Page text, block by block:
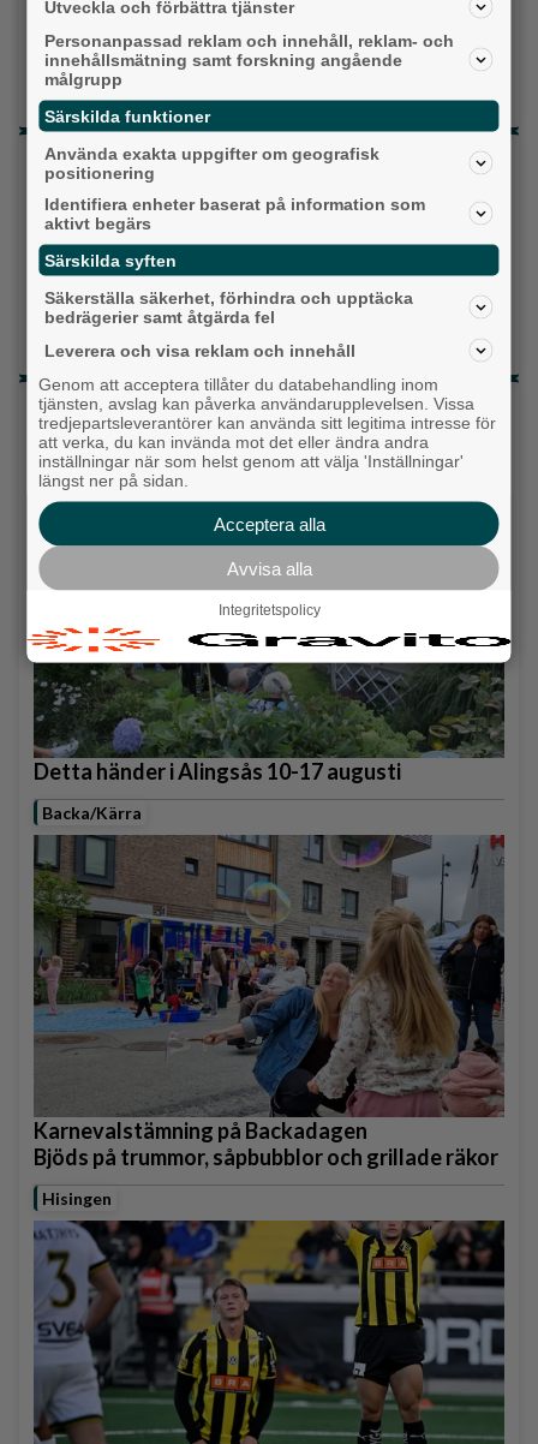
Vet ej
Topp tre denna veckan
Milstolpen: Ny tunnel är på plats under
järnvägen
Detta händer i Alingsås 3–10 augusti
Gatuköksklassiker blev succé – nu växlar
Ånga upp
Senaste artiklarna
Alingsås
Detta händer i Alingsås 10-17 augusti
Backa/Kärra
Karnevalstämning på Backadagen
Bjöds på trummor, såpbubblor och grillade räkor
Hisingen
Utveckla och förbättra tjänster
Personanpassad reklam och innehåll, reklam- och
innehållsmätning samt forskning angående
målgrupp
Särskilda funktioner
Använda exakta uppgifter om geografisk
positionering
Identifiera enheter baserat på information som
aktivt begärs
Särskilda syften
Säkerställa säkerhet, förhindra och upptäcka
bedrägerier samt åtgärda fel
Leverera och visa reklam och innehåll
Genom att acceptera tillåter du databehandling inom
tjänsten, avslag kan påverka användarupplevelsen. Vissa
tredjepartsleverantörer kan använda sitt legitima intresse för
att verka, du kan invända mot det eller ändra andra
inställningar när som helst genom att välja 'Inställningar'
längst ner på sidan.
Acceptera alla
Avvisa alla
Integritetspolicy